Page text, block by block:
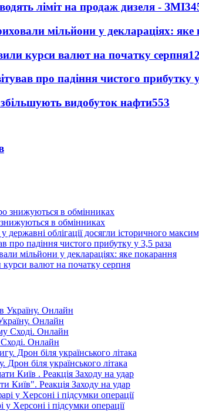
ліміт на продаж дизеля - ЗМІ
мільйони у деклараціях:
курси валют на початку серпня
про падіння чистого прибутку
видобуток нафти553
в обмінниках
у державні облігації досягли історичного
про падіння чистого прибутку у 3,5 раза
мільйони у деклараціях: яке покарання
валют на початку серпня
Онлайн
Онлайн
Дрон біля українського літака
Київ". Реакція Заходу на удар
Херсоні і підсумки операції